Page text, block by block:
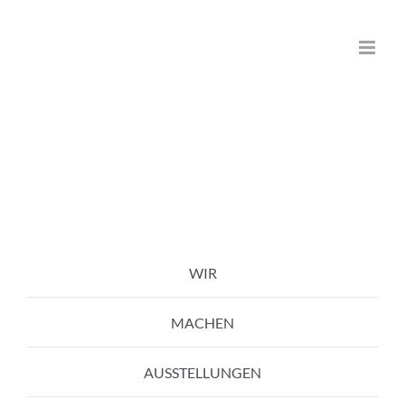
WIR
MACHEN
AUSSTELLUNGEN